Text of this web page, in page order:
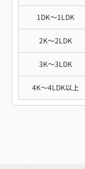
1DK～1LDK
2K～2LDK
3K～3LDK
4K～4LDK以上